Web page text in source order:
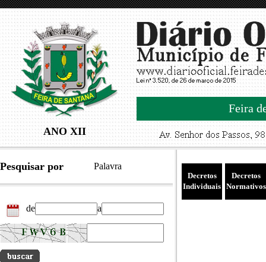
ANO XII
Feira
Pesquisar por Palavra
de a
Decretos
Individuais
Decretos
Normativos